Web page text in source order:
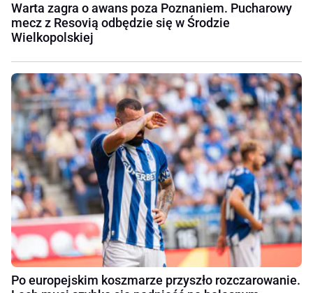
Warta zagra o awans poza Poznaniem. Pucharowy
mecz z Resovią odbędzie się w Środzie
Wielkopolskiej
Po europejskim koszmarze przyszło rozczarowanie.